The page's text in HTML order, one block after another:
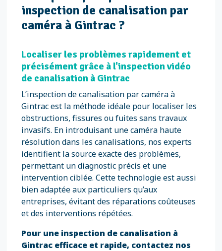
inspection de canalisation par
caméra à Gintrac ?
Localiser les problèmes rapidement et
précisément grâce à l'inspection vidéo
de canalisation à Gintrac
L’inspection de canalisation par caméra à
Gintrac est la méthode idéale pour localiser les
obstructions, fissures ou fuites sans travaux
invasifs. En introduisant une caméra haute
résolution dans les canalisations, nos experts
identifient la source exacte des problèmes,
permettant un diagnostic précis et une
intervention ciblée. Cette technologie est aussi
bien adaptée aux particuliers qu’aux
entreprises, évitant des réparations coûteuses
et des interventions répétées.
Pour une inspection de canalisation à
Gintrac efficace et rapide, contactez nos